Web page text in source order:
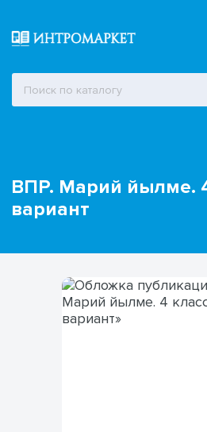
ВПР. Марий йылме.
вариант